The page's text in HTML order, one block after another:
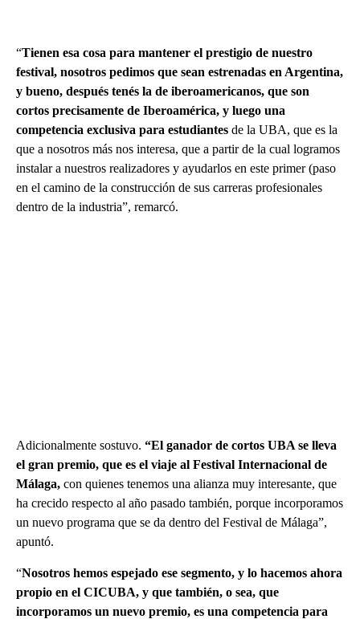
“Tienen esa cosa para mantener el prestigio de nuestro
festival, nosotros pedimos que sean estrenadas en Argentina,
y bueno, después tenés la de iberoamericanos, que son
cortos precisamente de Iberoamérica, y luego una
competencia exclusiva para estudiantes de la UBA, que es la
que a nosotros más nos interesa, que a partir de la cual logramos
instalar a nuestros realizadores y ayudarlos en este primer (paso
en el camino de la construcción de sus carreras profesionales
dentro de la industria”, remarcó.
Adicionalmente sostuvo. “El ganador de cortos UBA se lleva
el gran premio, que es el viaje al Festival Internacional de
Málaga, con quienes tenemos una alianza muy interesante, que
ha crecido respecto al año pasado también, porque incorporamos
un nuevo programa que se da dentro del Festival de Málaga”,
apuntó.
“Nosotros hemos espejado ese segmento, y lo hacemos ahora
propio en el CICUBA, y que también, o sea, que
incorporamos un nuevo premio, es una competencia para